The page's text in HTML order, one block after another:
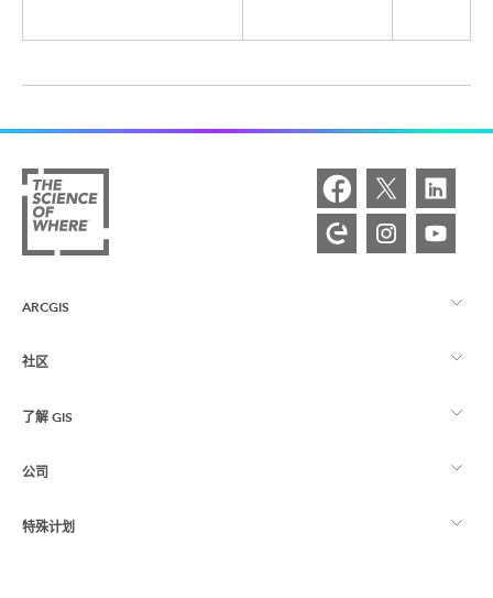
ARCGIS
ArcGIS 概览
制图
社区
Esri 社区
ArcGIS 博客
了解 GIS
什么是 GIS？
位置智能
公司
关于 Esri
特殊计划